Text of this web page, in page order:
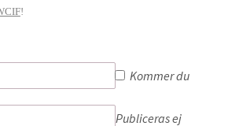
!
Kommer du
Publiceras ej